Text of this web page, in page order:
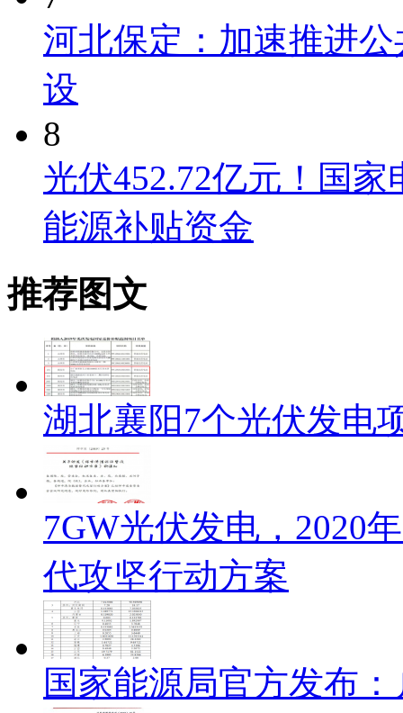
河北保定：加速推进
设
8
光伏452.72亿元！国
能源补贴资金
推荐图文
湖北襄阳7个光伏发电
7GW光伏发电，2020
代攻坚行动方案
国家能源局官方发布